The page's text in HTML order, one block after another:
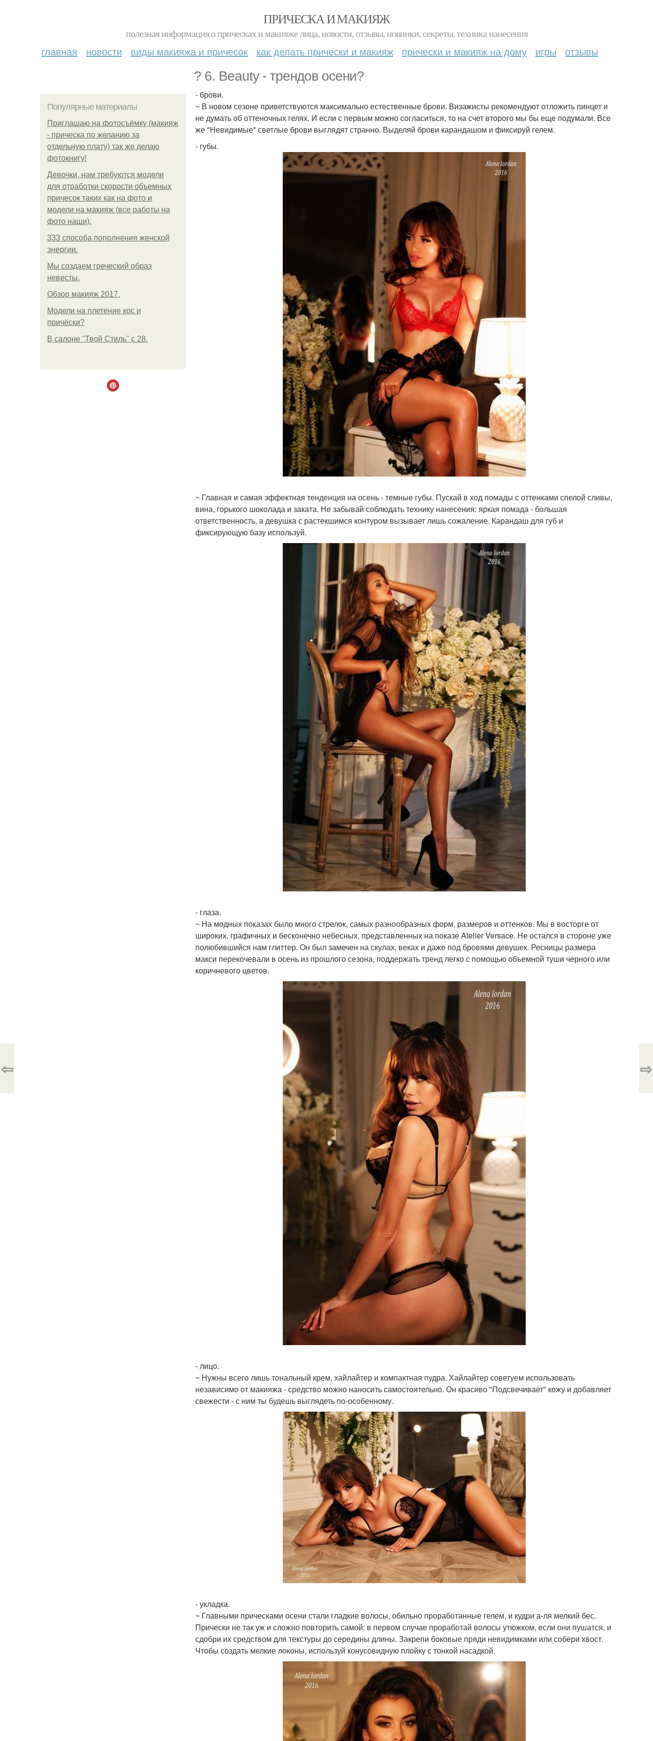
ПРИЧЕСКА И МАКИЯЖ
полезная информация о прическах и макияже лица, новости, отзывы, новинки, секреты, техника нанесения
главная новости виды макияжа и причесок как делать прически и макияж прически и макияж на дому игры отзывы
? 6. Beauty - трендов осени?
Популярные материалы
Приглашаю на фотосъёмку (макияж
- прическа по желанию за
отдельную плату) так же делаю
фотокнигу!
Девочки, нам требуются модели
для отработки скорости объемных
причесок таких как на фото и
модели на макияж (все работы на
фото наши).
333 способа пополнения женской
энергии.
Мы создаем греческий образ
невесты.
Обзор макияж 2017.
Модели на плетение кос и
причёски?
В салоне "Твой Стиль" с 28.
- брови.
~ В новом сезоне приветствуются максимально естественные брови. Визажисты рекомендуют отложить пинцет и
не думать об оттеночных гелях. И если с первым можно согласиться, то на счет второго мы бы еще подумали. Все
же "Невидимые" светлые брови выглядят странно. Выделяй брови карандашом и фиксируй гелем.
- губы.
~ Главная и самая эффектная тенденция на осень - темные губы. Пускай в ход помады с оттенками спелой сливы,
вина, горького шоколада и заката. Не забывай соблюдать технику нанесения: яркая помада - большая
ответственность, а девушка с растекшимся контуром вызывает лишь сожаление. Карандаш для губ и
фиксирующую базу используй.
- глаза.
~ На модных показах было много стрелок, самых разнообразных форм, размеров и оттенков. Мы в восторге от
широких, графичных и бесконечно небесных, представленных на показе Atelier Versace. Не остался в стороне уже
полюбившийся нам глиттер. Он был замечен на скулах, веках и даже под бровями девушек. Ресницы размера
макси перекочевали в осень из прошлого сезона, поддержать тренд легко с помощью объемной туши черного или
коричневого цветов.
- лицо.
~ Нужны всего лишь тональный крем, хайлайтер и компактная пудра. Хайлайтер советуем использовать
независимо от макияжа - средство можно наносить самостоятельно. Он красиво "Подсвечивает" кожу и добавляет
свежести - с ним ты будешь выглядеть по-особенному.
- укладка.
~ Главными прическами осени стали гладкие волосы, обильно проработанные гелем, и кудри а-ля мелкий бес.
Прически не так уж и сложно повторить самой: в первом случае проработай волосы утюжком, если они пушатся, и
сдобри их средством для текстуры до середины длины. Закрепи боковые пряди невидимками или собери хвост.
Чтобы создать мелкие локоны, используй конусовидную плойку с тонкой насадкой.
⇦ ⇨